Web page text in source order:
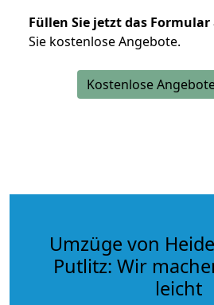
Füllen Sie jetzt das Formular
Sie kostenlose Angebote.
Kostenlose
Umzüge von
Putlitz: Wir
leicht